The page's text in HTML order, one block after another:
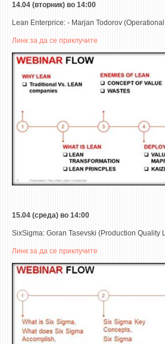
14.04 (вторник) во 14:00
Lean Enterprice: - Marjan Todorov
Линк за да се приклучите
15.04 (среда) во 14:00
SixSigma: Goran Tasevski (Production Quality
Линк за да се приклучите